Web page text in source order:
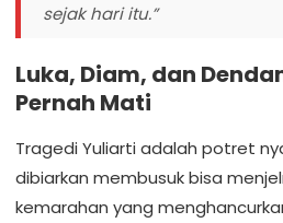
sejak hari itu.”
Luka, Diam, dan
Pernah Mati
Tragedi Yuliarti adalah potret
dibiarkan membusuk bisa
kemarahan yang